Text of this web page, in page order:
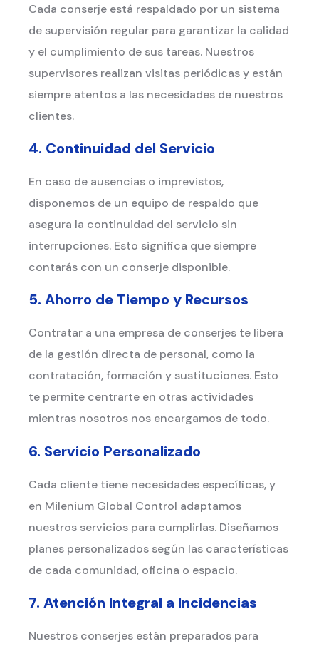
Cada conserje está respaldado por un sistema
de supervisión regular para garantizar la calidad
y el cumplimiento de sus tareas. Nuestros
supervisores realizan visitas periódicas y están
siempre atentos a las necesidades de nuestros
clientes.
4. Continuidad del Servicio
En caso de ausencias o imprevistos,
disponemos de un equipo de respaldo que
asegura la continuidad del servicio sin
interrupciones. Esto significa que siempre
contarás con un conserje disponible.
5. Ahorro de Tiempo y Recursos
Contratar a una empresa de conserjes te libera
de la gestión directa de personal, como la
contratación, formación y sustituciones. Esto
te permite centrarte en otras actividades
mientras nosotros nos encargamos de todo.
6. Servicio Personalizado
Cada cliente tiene necesidades específicas, y
en Milenium Global Control adaptamos
nuestros servicios para cumplirlas. Diseñamos
planes personalizados según las características
de cada comunidad, oficina o espacio.
7. Atención Integral a Incidencias
Nuestros conserjes están preparados para